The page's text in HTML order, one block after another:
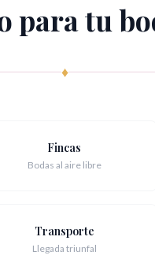
para tu
♦
Fincas
Bodas al aire libre
Transporte
Llegada triunfal